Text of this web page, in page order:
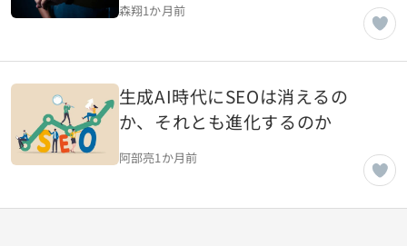
森翔1か月前
生成AI時代にSEOは消えるの
か、それとも進化するのか
阿部亮1か月前